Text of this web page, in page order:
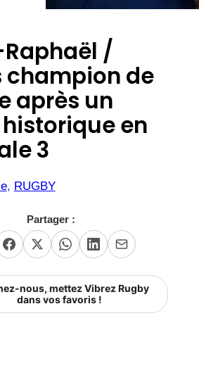
/
champion de
après un
en
3
, RUGBY
Partager :
nous, mettez Vibrez Rugby
dans vos favoris !